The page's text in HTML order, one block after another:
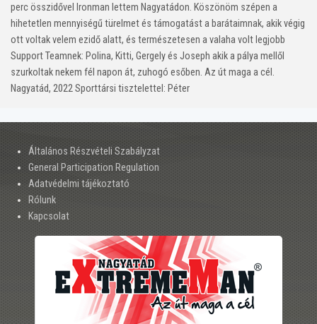
perc összidővel Ironman lettem Nagyatádon. Köszönöm szépen a
hihetetlen mennyiségű türelmet és támogatást a barátaimnak, akik végig
ott voltak velem ezidő alatt, és természetesen a valaha volt legjobb
Support Teamnek: Polina, Kitti, Gergely és Joseph akik a pálya mellől
szurkoltak nekem fél napon át, zuhogó esőben. Az út maga a cél.
Nagyatád, 2022 Sporttársi tisztelettel: Péter
Általános Részvételi Szabályzat
General Participation Regulation
Adatvédelmi tájékoztató
Rólunk
Kapcsolat